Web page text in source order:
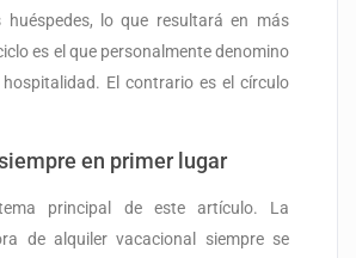
huéspedes, lo que resultará en más
es el que personalmente denomino
El contrario es el círculo
en primer lugar
principal de este artículo. La
de alquiler vacacional siempre se